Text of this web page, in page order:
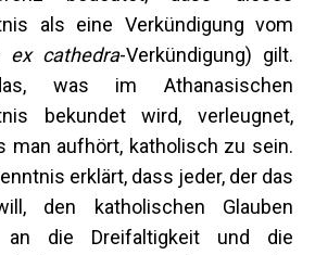
als eine Verkündigung vom
ex cathedra-Verkündigung) gilt.
was im Athanasischen
bekundet wird, verleugnet,
man aufhört, katholisch zu sein.
erklärt, dass jeder, der das
den katholischen Glauben
an die Dreifaltigkeit und die